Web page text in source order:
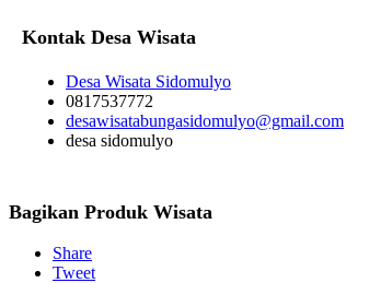
Kontak Desa Wisata
Desa Wisata Sidomulyo
0817537772
desawisatabungasidomulyo@gmail.com
desa sidomulyo
Bagikan Produk Wisata
Share
Tweet